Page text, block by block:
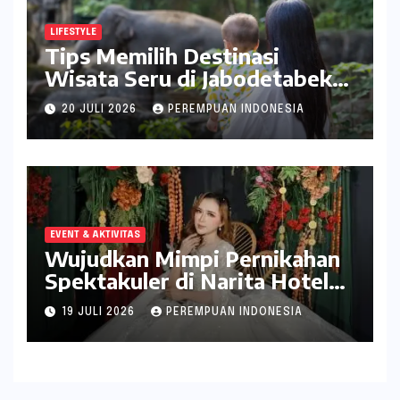
LIFESTYLE
Tips Memilih Destinasi
Wisata Seru di Jabodetabek
ala inDrive
20 JULI 2026 PEREMPUAN INDONESIA
EVENT & AKTIVITAS
Wujudkan Mimpi Pernikahan
Spektakuler di Narita Hotel
Surabaya
19 JULI 2026 PEREMPUAN INDONESIA